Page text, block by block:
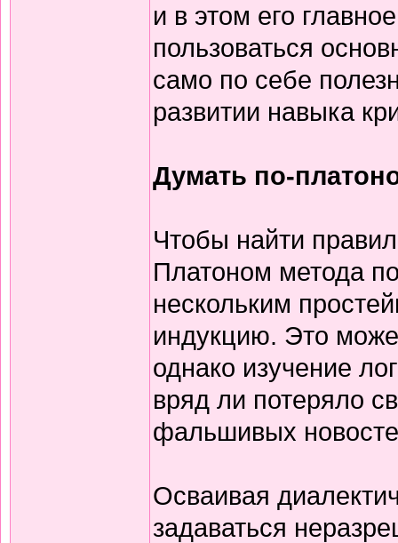
и в этом его
пользоваться
само по себе
развитии навыка
Думать по-
Чтобы найти
Платоном метода
нескольким
индукцию. Это
однако изучение
вряд ли потеряло
фальшивых
Осваивая
задаваться